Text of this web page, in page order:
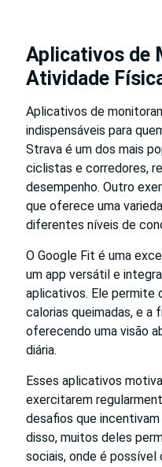
Aplicativos de
Atividade
Aplicativos de
indispensáveis para
Strava é um dos mais
ciclistas e corredores,
desempenho. Outro
que oferece uma
diferentes níveis de
O Google Fit é uma
um app versátil e
aplicativos. Ele permite
calorias queimadas, e a
oferecendo uma visão
diária.
Esses aplicativos
exercitarem
desafios que
disso, muitos deles
sociais, onde é